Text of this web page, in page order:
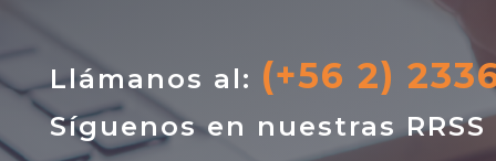
Llámanos al: (+56 2)
Síguenos en nuestras RRSS